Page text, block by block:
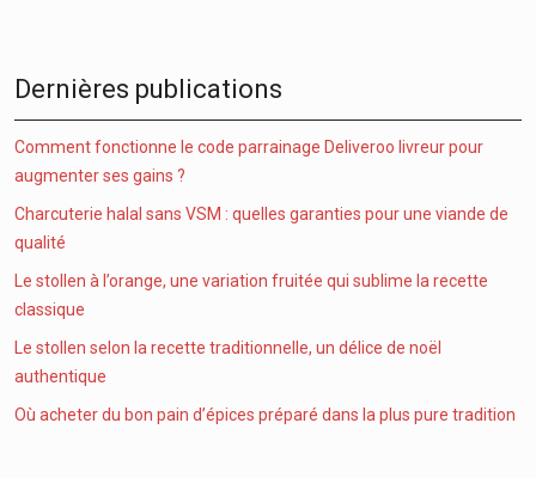
Dernières publications
Comment fonctionne le code parrainage Deliveroo livreur pour
augmenter ses gains ?
Charcuterie halal sans VSM : quelles garanties pour une viande de
qualité
Le stollen à l’orange, une variation fruitée qui sublime la recette
classique
Le stollen selon la recette traditionnelle, un délice de noël
authentique
Où acheter du bon pain d’épices préparé dans la plus pure tradition